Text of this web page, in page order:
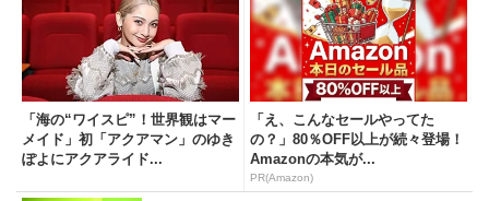
「海の“ワイスピ”！世界観はマー
メイド」初「アクアマン」のゆき
ぽよにアクアライド...
「え、こんなセールやってた
の？」80％OFF以上が続々登場！
Amazonの本気が...
PR(Amazon)